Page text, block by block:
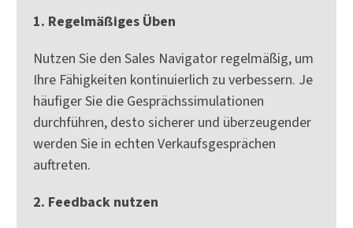
1. Regelmäßiges Üben
Nutzen Sie den Sales Navigator regelmäßig, um
Ihre Fähigkeiten kontinuierlich zu verbessern. Je
häufiger Sie die Gesprächssimulationen
durchführen, desto sicherer und überzeugender
werden Sie in echten Verkaufsgesprächen
auftreten.
2. Feedback nutzen